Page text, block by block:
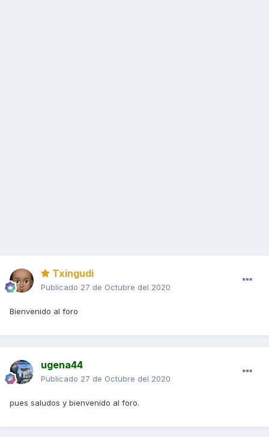
Txingudi
Publicado 27 de Octubre del 2020
Bienvenido al foro
ugena44
Publicado 27 de Octubre del 2020
pues saludos y bienvenido al foro.